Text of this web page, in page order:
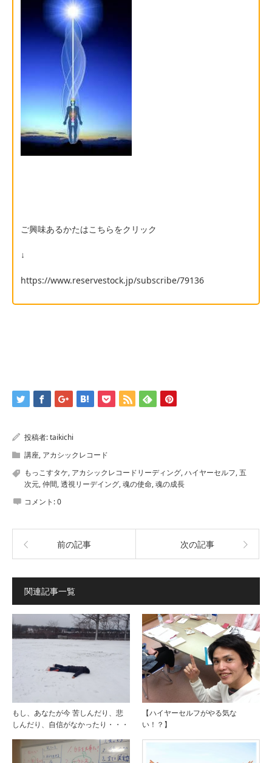
ご興味あるかたはこちらをクリック
↓
https://www.reservestock.jp/subscribe/79136
投稿者:taikichi
講座, アカシックレコード
もっこすタケ, アカシックレコードリーディング,ハイヤーセルフ,五
次元,仲間,透視リーデイング,魂の使命,魂の成長
コメント:0
前の記事 次の記事
関連記事一覧
もし、あなたが今 苦しんだり、悲
しんだり、自信がなかったり・・・
【ハイヤーセルフがやる気な
い！？】